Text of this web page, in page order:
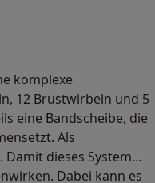
komplexe
12 Brustwirbeln und 5
eine Bandscheibe, die
Als
dieses System
Dabei kann es